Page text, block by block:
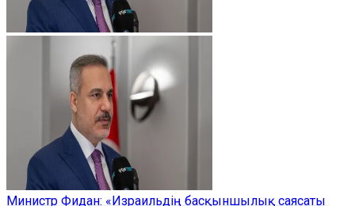
Министр Фидан: «Израильдің басқыншылық саясаты